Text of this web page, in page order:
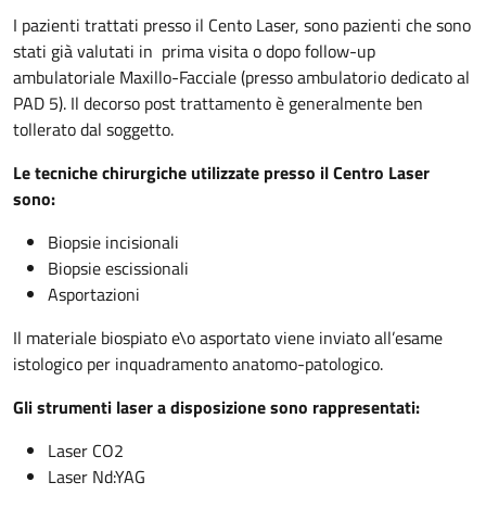
I pazienti trattati presso il Cento Laser, sono pazienti che sono
stati già valutati in prima visita o dopo follow-up
ambulatoriale Maxillo-Facciale (presso ambulatorio dedicato al
PAD 5). Il decorso post trattamento è generalmente ben
tollerato dal soggetto.
Le tecniche chirurgiche utilizzate presso il Centro Laser
sono:
Biopsie incisionali
Biopsie escissionali
Asportazioni
Il materiale biospiato e\o asportato viene inviato all’esame
istologico per inquadramento anatomo-patologico.
Gli strumenti laser a disposizione sono rappresentati:
Laser CO2
Laser Nd:YAG